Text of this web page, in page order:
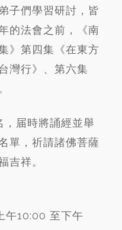
子們學習研討，皆
的法會之前，《南
》第四集《在東方
灣行》、第六集
届時將誦經並舉
單，祈請諸佛菩薩
吉祥。
午10:00 至下午